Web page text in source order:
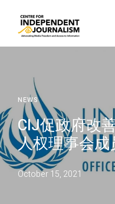
NEWS
CIJ促政府改
人权理事会成
October 15, 2021